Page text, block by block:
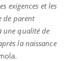
exigences et les
de parent
une qualité de
la naissance